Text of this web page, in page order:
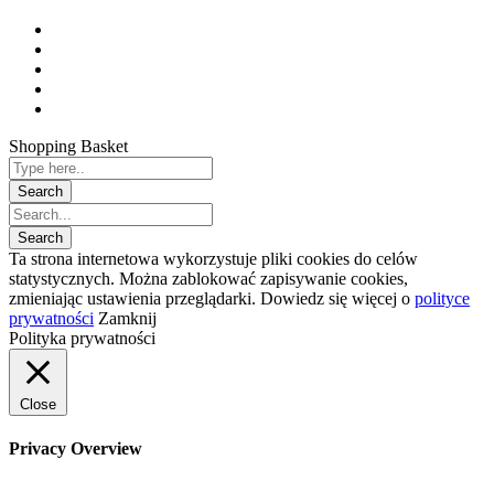
Shopping Basket
Ta strona internetowa wykorzystuje pliki cookies do celów
statystycznych. Można zablokować zapisywanie cookies,
zmieniając ustawienia przeglądarki. Dowiedz się więcej o polityce
prywatności Zamknij
Polityka prywatności
Close
Privacy Overview